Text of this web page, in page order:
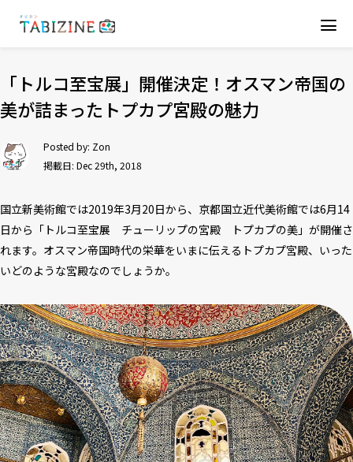
「トルコ至宝展」開催決定！オスマン帝国の
美が詰まったトプカプ宮殿の魅力
Posted by: Zon
掲載日: Dec 29th, 2018
国立新美術館では2019年3月20日から、京都国立近代美術館では6月14
日から「トルコ至宝展 チューリップの宮殿 トプカプの美」が開催さ
れます。オスマン帝国時代の栄華をいまに伝えるトプカプ宮殿、いった
いどのような宮殿なのでしょうか。